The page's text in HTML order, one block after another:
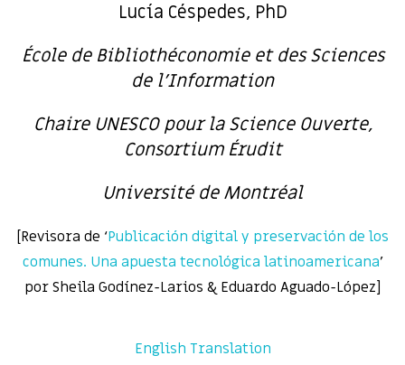
Lucía Céspedes, PhD
École de Bibliothéconomie et des Sciences
de l’Information
Chaire UNESCO pour la Science Ouverte,
Consortium Érudit
Université de Montréal
[Revisora de ‘Publicación digital y preservación de los
comunes. Una apuesta tecnológica latinoamericana’
por Sheila Godínez-Larios & Eduardo Aguado-López]
English Translation